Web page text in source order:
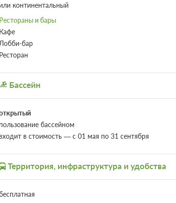
континентальный
и бары
бар
Бассейн
бассейном
в стоимость — с 01 мая по 31 сентября
Территория, инфраструктура и удобства